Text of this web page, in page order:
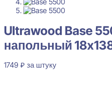
Ultrawood Base
напольный
1749 ₽ за штуку